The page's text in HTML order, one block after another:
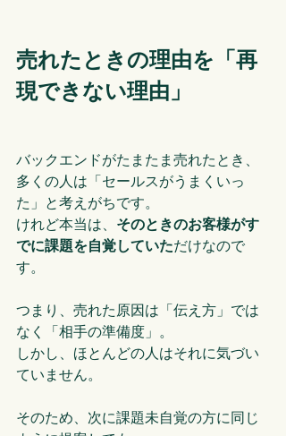
売れたときの理由を「再
現できない理由」
バックエンドがたまたま売れたとき、
多くの人は「セールスがうまくいっ
た」と考えがちです。
けれど本当は、 そのときのお客様がす
でに課題を自覚していただけなので
す。
つまり、売れた原因は「伝え方」では
なく「相手の準備度」。
しかし、ほとんどの人はそれに気づい
ていません。
そのため、次に課題未自覚の方に同じ